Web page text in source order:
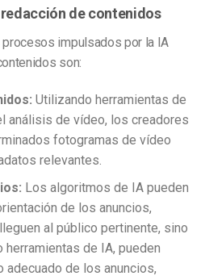
de contenidos
impulsados por la IA
son:
Utilizando herramientas de
análisis de vídeo, los creadores
fotogramas de vídeo
relevantes.
Los algoritmos de IA pueden
de los anuncios,
al público pertinente, sino
de IA, pueden
adecuado de los anuncios,